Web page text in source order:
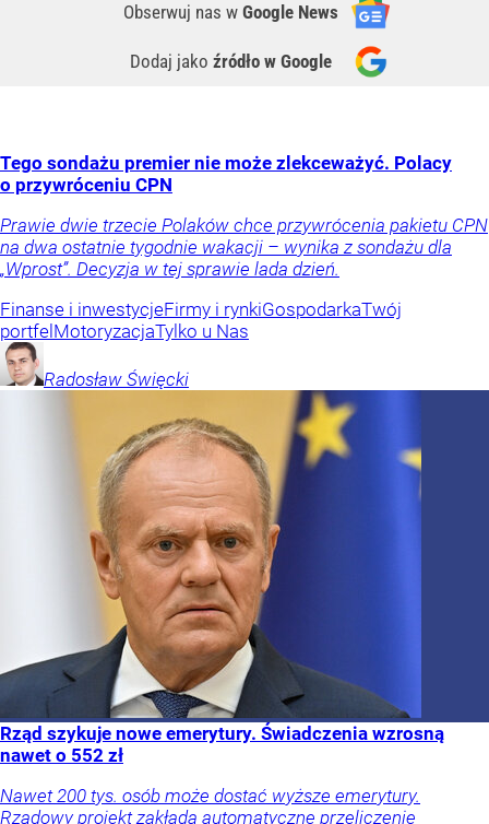
Obserwuj nas w Google News
Dodaj jako źródło w Google
Tego sondażu premier nie może zlekceważyć. Polacy
o przywróceniu CPN
Prawie dwie trzecie Polaków chce przywrócenia pakietu CPN
na dwa ostatnie tygodnie wakacji – wynika z sondażu dla
„Wprost”. Decyzja w tej sprawie lada dzień.
Finanse i inwestycjeFirmy i rynkiGospodarkaTwój
portfel MotoryzacjaTylko u Nas
Radosław Święcki
Rząd szykuje nowe emerytury. Świadczenia wzrosną
nawet o 552 zł
Nawet 200 tys. osób może dostać wyższe emerytury.
Rządowy projekt zakłada automatyczne przeliczenie